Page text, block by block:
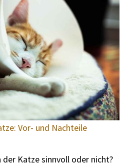
Vor- und Nachteile
Katze sinnvoll oder nicht?